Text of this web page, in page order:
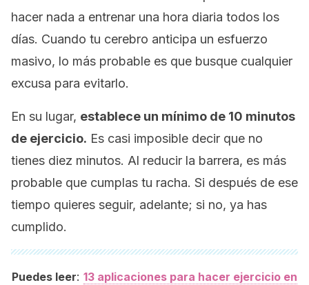
hacer nada a entrenar una hora diaria todos los
días. Cuando tu cerebro anticipa un esfuerzo
masivo, lo más probable es que busque cualquier
excusa para evitarlo.
En su lugar, establece un mínimo de 10 minutos
de ejercicio. Es casi imposible decir que no
tienes diez minutos. Al reducir la barrera, es más
probable que cumplas tu racha. Si después de ese
tiempo quieres seguir, adelante; si no, ya has
cumplido.
Puedes leer: 13 aplicaciones para hacer ejercicio en